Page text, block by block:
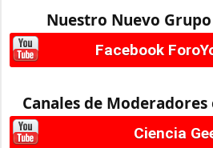
Nuestro Nuevo
Facebook
Canales de
Ciencia